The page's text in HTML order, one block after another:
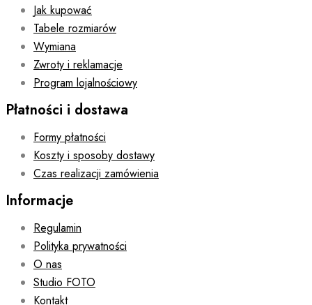
Jak kupować
Tabele rozmiarów
Wymiana
Zwroty i reklamacje
Program lojalnościowy
Płatności i dostawa
Formy płatności
Koszty i sposoby dostawy
Czas realizacji zamówienia
Informacje
Regulamin
Polityka prywatności
O nas
Studio FOTO
Kontakt